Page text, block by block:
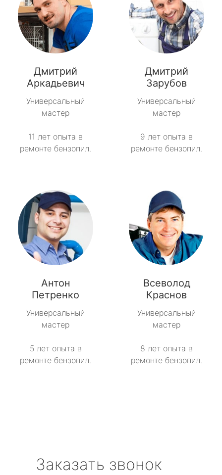
Дмитрий
Аркадьевич
Универсальный
мастер
11 лет опыта в
ремонте бензопил.
Дмитрий
Зарубов
Универсальный
мастер
9 лет опыта в
ремонте бензопил.
Антон
Петренко
Универсальный
мастер
5 лет опыта в
ремонте бензопил.
Всеволод
Краснов
Универсальный
мастер
8 лет опыта в
ремонте бензопил.
Заказать звонок